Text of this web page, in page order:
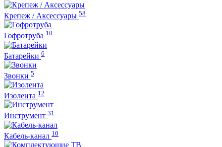
Крепеж / Аксессуары 58
Гофротруба 10
Батарейки 6
Звонки 5
Изолента 12
Инструмент 31
Кабель-канал 10